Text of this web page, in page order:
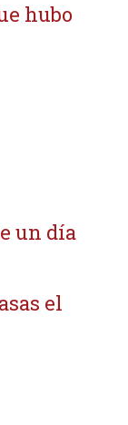
hubo
un día
el